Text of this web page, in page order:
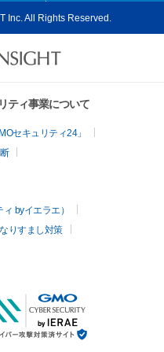
Inc. All Rights Reserved.
ティ事業について
セキュリティ24」
byイエラエ）
なりすまし対策